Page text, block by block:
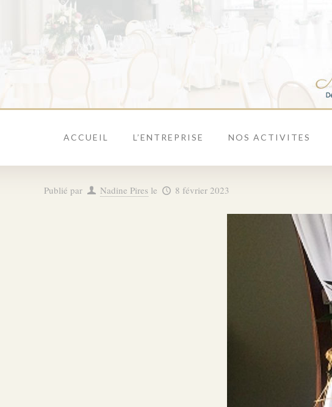
ACCUEIL L’ENTREPRISE NOS ACTIVITES
Publié par Nadine Pires le 8 février 2023